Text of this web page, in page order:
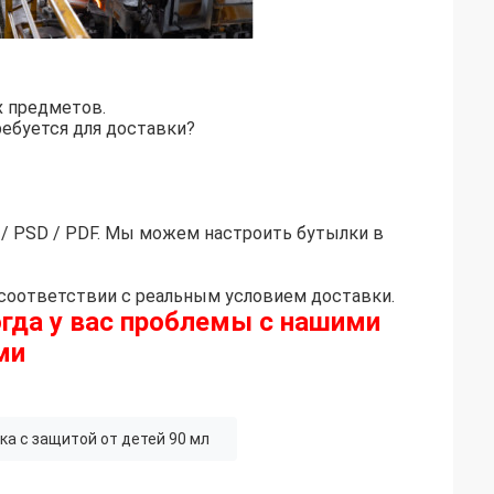
предметов.
для доставки?
PSD / PDF. Мы можем настроить бутылки в
с реальным условием доставки.
у вас проблемы с нашими
с защитой от детей 90 мл